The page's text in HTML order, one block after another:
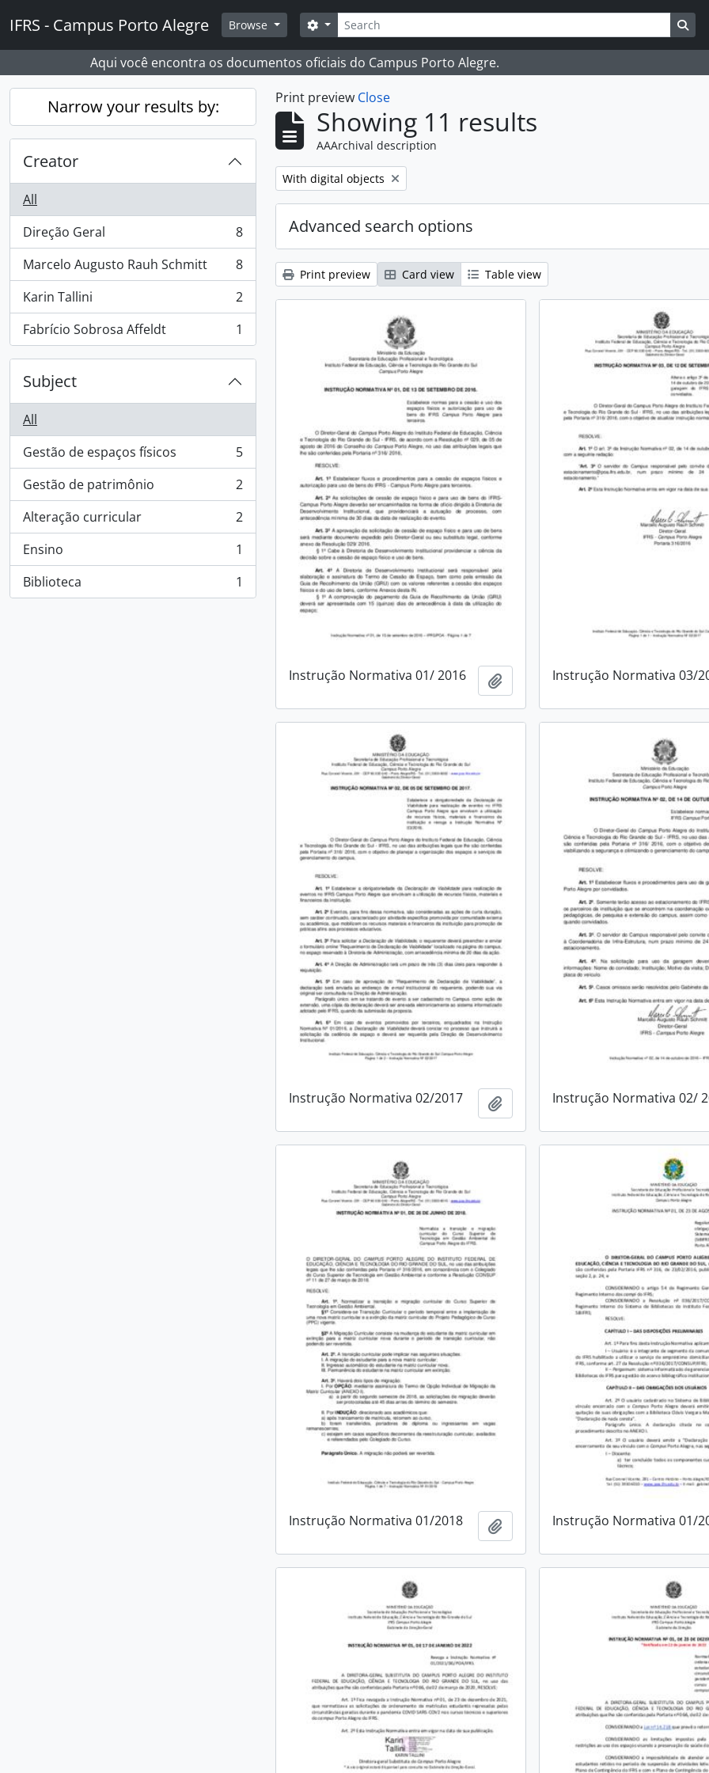
IFRS - Campus Porto Alegre Browse Search
Search options
Aqui você encontra os documentos oficiais do Campus Porto Alegre.
Narrow your results by:
Creator
All
Direção Geral
, 8 results
8
Marcelo Augusto Rauh Schmitt
, 8 results
8
Karin Tallini
, 2 results
2
Fabrício Sobrosa Affeldt
, 1 results 1
Subject
All
Gestão de espaços físicos
, 5 results
5
Gestão de patrimônio
, 2 results
2
Alteração curricular
, 2 results
2
Ensino
, 1 results
1
Biblioteca
, 1 results 1
Print preview Close
Showing 11 results
AAArchival description
Remove filter:
With digital objects
Advanced search options
Print preview Card view Table view
Instrução Normativa 01/ 2016 Add to clipboard
Instrução Normativa 03/
Instrução Normativa 02/2017 Add to clipboard
Instrução Normativa 02/
Instrução Normativa 01/2018 Add to clipboard
Instrução Normativa 01/